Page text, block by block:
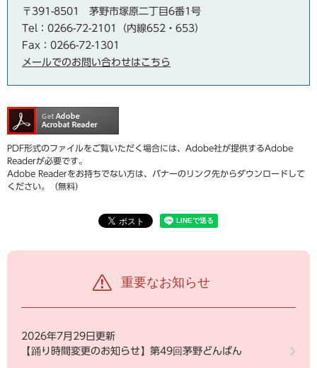
〒391-8501
茅野市塚原二丁目6番1号
Tel：0266-72-2101（内線652・653）
Fax：0266-72-1301
メールでのお問い合わせはこちら
PDF形式のファイルをご覧いただく場合には、Adobe社が提供するAdobe
Readerが必要です。
Adobe Readerをお持ちでない方は、バナーのリンク先からダウンロードして
ください。（無料）
重要なお知らせ
2026年7月29日更新
【踊り時間変更のお知らせ】第49回茅野どんばん